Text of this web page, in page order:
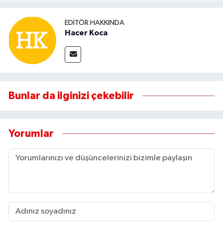
EDITÖR HAKKINDA
Hacer Koca
Bunlar da ilginizi çekebilir
Yorumlar